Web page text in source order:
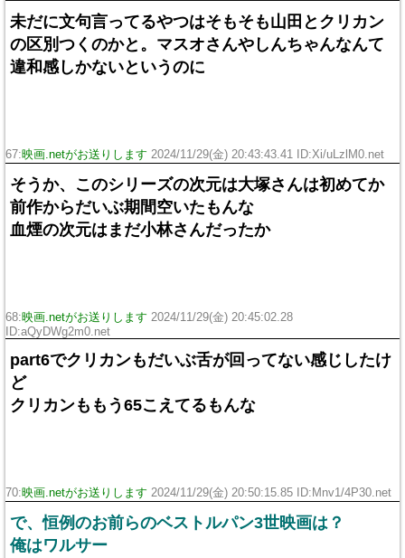
未だに文句言ってるやつはそもそも山田とクリカン
の区別つくのかと。マスオさんやしんちゃんなんて
違和感しかないというのに
67:映画.netがお送りします 2024/11/29(金) 20:43:43.41 ID:Xi/uLzlM0.net
そうか、このシリーズの次元は大塚さんは初めてか
前作からだいぶ期間空いたもんな
血煙の次元はまだ小林さんだったか
68:映画.netがお送りします 2024/11/29(金) 20:45:02.28
ID:aQyDWg2m0.net
part6でクリカンもだいぶ舌が回ってない感じしたけ
ど
クリカンももう65こえてるもんな
70:映画.netがお送りします 2024/11/29(金) 20:50:15.85 ID:Mnv1/4P30.net
で、恒例のお前らのベストルパン3世映画は？
俺はワルサー